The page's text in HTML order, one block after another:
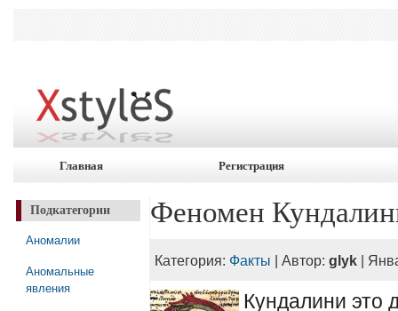
Главная Регистрация
Подкатегории
Аномалии
Аномальные
явления
Феномен
Категория: Факты | Автор:glyk |
Кундалини это